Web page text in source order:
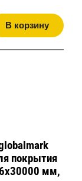
В корзину
покрытия
мм,